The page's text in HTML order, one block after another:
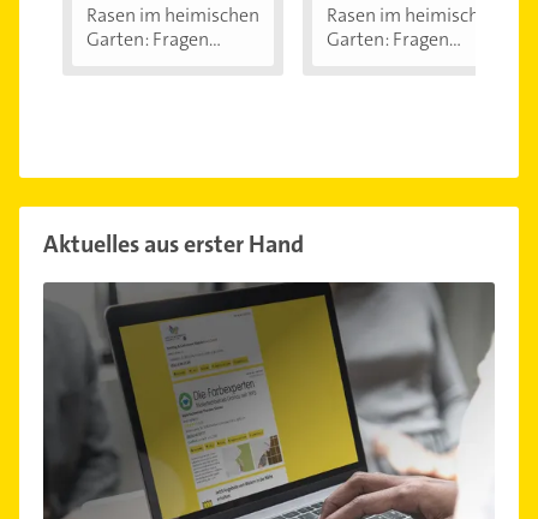
Rasen im heimischen
Garten: Fragen...
Rasen im heimischen
Garten: Fragen...
Aktuelles aus erster Hand